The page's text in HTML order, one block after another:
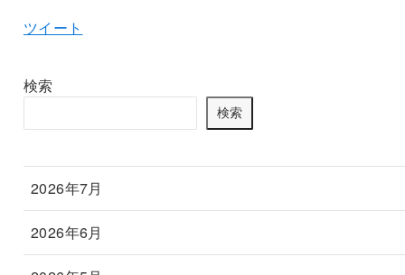
ツイート
検索
検索
2026年7月
2026年6月